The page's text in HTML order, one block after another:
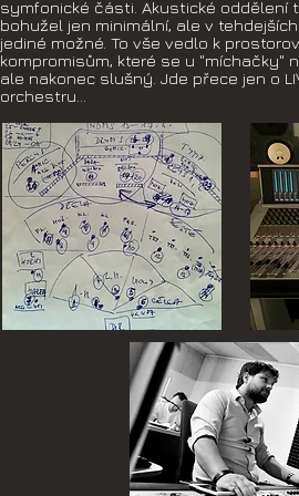
symfonické části. Akustické oddělení
bohužel jen minimální, ale v
jediné možné. To vše vedlo k
kompromisům, které se u "míchačky"
ale nakonec slušný. Jde přece jen o
orchestru...